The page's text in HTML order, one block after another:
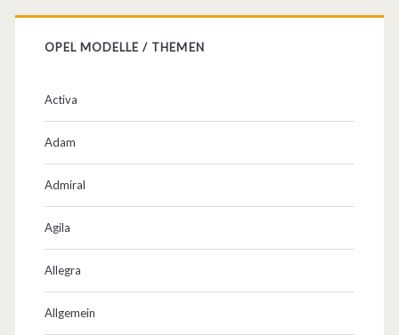
OPEL MODELLE / THEMEN
Activa
Adam
Admiral
Agila
Allegra
Allgemein